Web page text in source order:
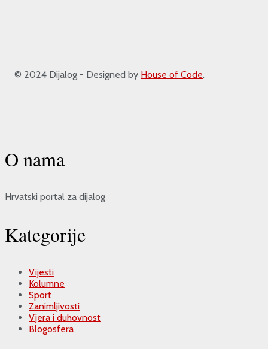
© 2024 Dijalog - Designed by House of Code.
O nama
Hrvatski portal za dijalog
Kategorije
Vijesti
Kolumne
Sport
Zanimljivosti
Vjera i duhovnost
Blogosfera